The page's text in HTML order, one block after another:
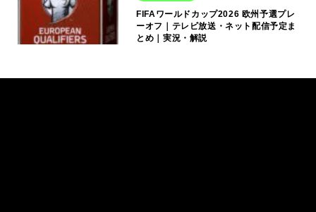
FIFAワールドカップ2026 欧州予選プレ
ーオフ｜テレビ放送・ネット配信予定ま
とめ｜実況・解説